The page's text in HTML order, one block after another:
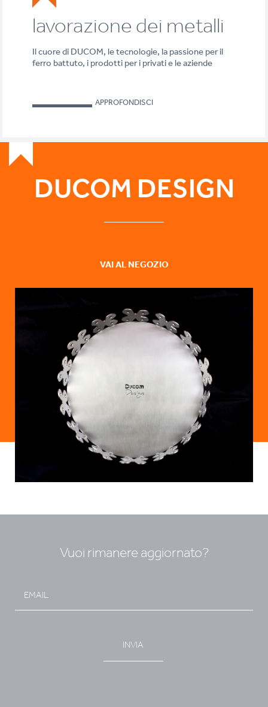
lavorazione dei metalli
Il cuore di DUCOM, le tecnologie, la passione per il
ferro battuto, i prodotti per i privati e le aziende
APPROFONDISCI
DUCOM DESIGN
VAI AL NEGOZIO
Vuoi rimanere aggiornato?